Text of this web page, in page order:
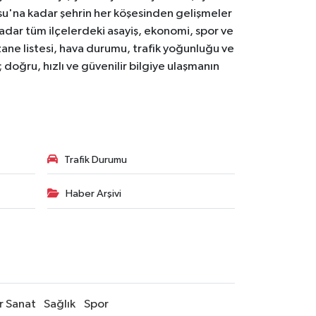
kadar şehrin her köşesinden gelişmeler
tüm ilçelerdeki asayiş, ekonomi, spor ve
listesi, hava durumu, trafik yoğunluğu ve
hızlı ve güvenilir bilgiye ulaşmanın
Trafik Durumu
Haber Arşivi
Sanat Sağlık Spor